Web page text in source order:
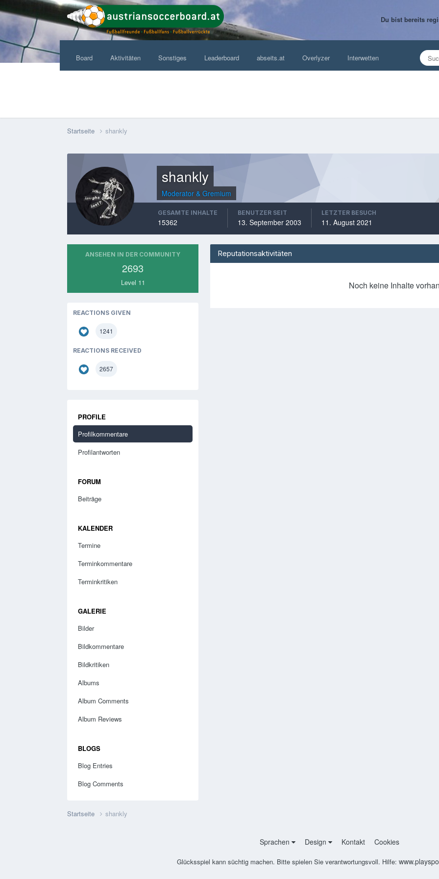
Du bist bereits
Board Aktivitäten Sonstiges Leaderboard abseits.at Overlyzer Interwetten
Startseite shankly
shankly
Moderator & Gremium
GESAMTE INHALTE
15362
BENUTZER SEIT
13. September 2003
LETZTER BESUCH
11. August 2021
ANSEHEN IN DER COMMUNITY
2693
Level 11
REACTIONS GIVEN
1241
REACTIONS RECEIVED
2657
PROFILE
Profilkommentare
Profilantworten
FORUM
Beiträge
KALENDER
Termine
Terminkommentare
Terminkritiken
GALERIE
Bilder
Bildkommentare
Bildkritiken
Albums
Album Comments
Album Reviews
BLOGS
Blog Entries
Blog Comments
Reputationsaktivitäten
Noch keine Inhalte
Startseite shankly
Sprachen Design Kontakt Cookies
Glücksspiel kann süchtig machen. Bitte spielen Sie verantwortungsvoll. Hilfe: